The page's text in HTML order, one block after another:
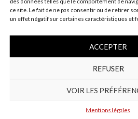
ce site. Le fait de ne pas consentir ou de retirer
un effet négatif sur certaines caractéristiques et
ACCEPTER
REFUSER
VOIR LES
Mentions légales
Renversé par une voiture : un
l'hôpital du Mans
Grave Accident à Perpignan :
Accident de Trottinette : Un